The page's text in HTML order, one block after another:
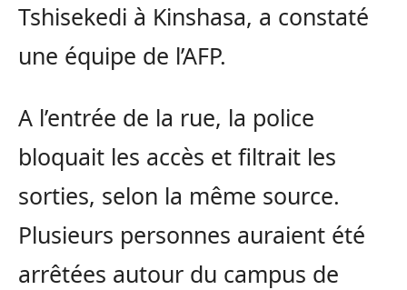
Tshisekedi à Kinshasa, a constaté
une équipe de l’AFP.
A l’entrée de la rue, la police
bloquait les accès et filtrait les
sorties, selon la même source.
Plusieurs personnes auraient été
arrêtées autour du campus de